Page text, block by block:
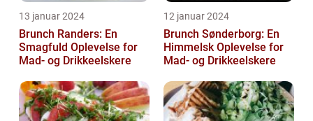
13 januar 2024
Brunch Randers: En
Smagfuld Oplevelse for
Mad- og Drikkeelskere
12 januar 2024
Brunch Sønderborg: En
Himmelsk Oplevelse for
Mad- og Drikkeelskere